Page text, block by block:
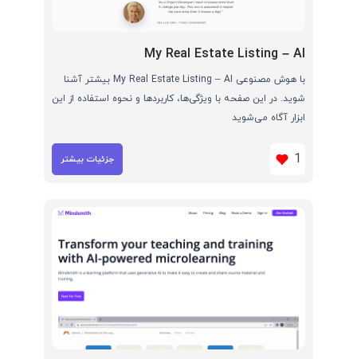
My Real Estate Listing – AI
با هوش مصنوعی My Real Estate Listing – AI بیشتر آشنا
شوید. در این صفحه با ویژگی‌ها، کاربردها و نحوه استفاده از این
ابزار آگاه می‌شوید
1 جزئیات بیشتر